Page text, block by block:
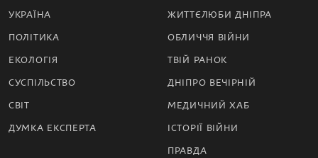
УКРАЇНА
ПОЛІТИКА
ЕКОЛОГІЯ
СУСПІЛЬСТВО
СВІТ
ДУМКА ЕКСПЕРТА
ЖИТТЄЛЮБИ ДНІПРА
ОБЛИЧЧЯ ВІЙНИ
ТВІЙ РАНОК
ДНІПРО ВЕЧІРНІЙ
МЕДИЧНИЙ ХАБ
ІСТОРІЇ ВІЙНИ
ПРАВДА